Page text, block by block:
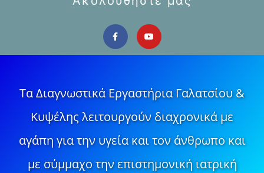
Τα Διαγνωστικά Εργαστήρια Γαλατσίου &
Κυψέλης λειτουργούν διαχρονικά με
αγάπη για την υγεία και τον άνθρωπο και
με σύμμαχο την επιστημονική ιατρική